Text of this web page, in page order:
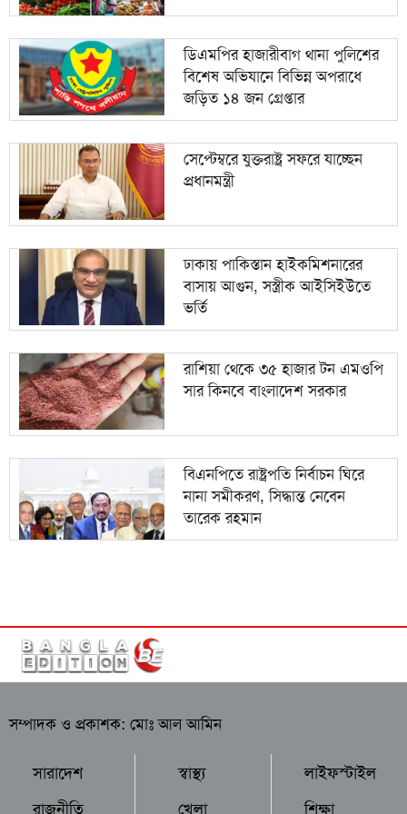
ডিএমপির হাজারীবাগ থানা পুলিশের
বিশেষ অভিযানে বিভিন্ন অপরাধে
জড়িত ১৪ জন গ্রেপ্তার
সেপ্টেম্বরে যুক্তরাষ্ট্র সফরে যাচ্ছেন
প্রধানমন্ত্রী
ঢাকায় পাকিস্তান হাইকমিশনারের
বাসায় আগুন, সস্ত্রীক আইসিইউতে
ভর্তি
রাশিয়া থেকে ৩৫ হাজার টন এমওপি
সার কিনবে বাংলাদেশ সরকার
বিএনপিতে রাষ্ট্রপতি নির্বাচন ঘিরে
নানা সমীকরণ, সিদ্ধান্ত নেবেন
তারেক রহমান
সম্পাদক ও প্রকাশক: মোঃ আল আমিন
সারাদেশ
রাজনীতি
স্বাস্থ্য
খেলা
লাইফস্টাইল
শিক্ষা